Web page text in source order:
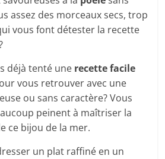
assez des morceaux secs, trop
vous font détester la recette
déjà tenté une recette facile
vous retrouver avec une
ou sans caractère? Vous
peinent à maîtriser la
ce bijou de la mer.
un plat raffiné en un